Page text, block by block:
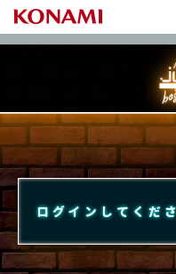
ログインしてくだ